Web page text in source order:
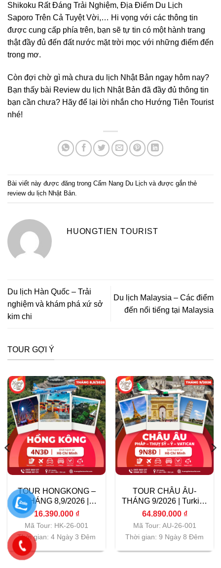
Shikoku Rất Đáng Trải Nghiệm, Địa Điểm Du Lịch
Saporo Trên Cả Tuyệt Vời,… Hi vọng với các thông tin
được cung cấp phía trên, bạn sẽ tự tin có một hành trang
thật đầy đủ đến đất nước mặt trời mọc với những điểm đến
trong mơ.
Còn đợi chờ gì mà chưa du lịch Nhật Bản ngay hôm nay?
Bạn thấy bài Review du lịch Nhật Bản đã đầy đủ thông tin
bạn cần chưa? Hãy để lại lời nhắn cho Hướng Tiên Tourist
nhé!
Bài viết này được đăng trong Cẩm Nang Du Lịch và được gắn thẻ
review du lịch Nhật Bản
HUONGTIEN TOURIST
Du lịch Hàn Quốc – Trải
nghiệm và khám phá xứ sở
kim chi
Du lịch Malaysia – Các điểm
đến nổi tiếng tại Malaysia
TOUR GỢI Ý
TOUR HONGKONG –
THÁNG 8,9/2026 |
Vietnam Airlines|
16.390.000 ₫
Mã Tour: HK-26-001
Thời gian: 4 Ngày 3 Đêm
TOUR CHÂU ÂU-
THÁNG 9/2026 | Turkish
Airlines| TP.HCM
64.890.000 ₫
Mã Tour: AU-26-001
Thời gian: 9 Ngày 8 Đêm